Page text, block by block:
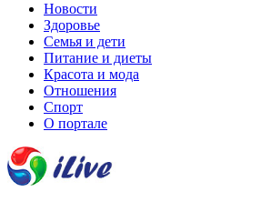
Новости
Здоровье
Семья и дети
Питание и диеты
Красота и мода
Отношения
Спорт
О портале